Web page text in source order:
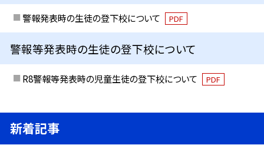
警報発表時の生徒の登下校について PDF
警報等発表時の生徒の登下校について
R8警報等発表時の児童生徒の登下校について PDF
新着記事